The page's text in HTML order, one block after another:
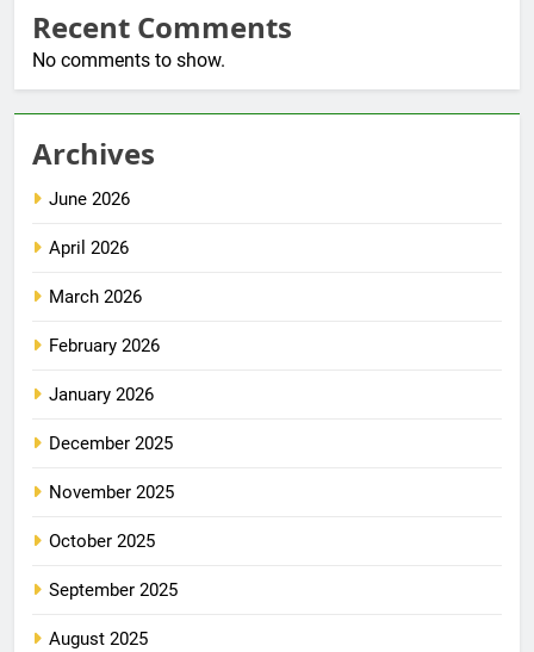
Recent Comments
No comments to show.
Archives
June 2026
April 2026
March 2026
February 2026
January 2026
December 2025
November 2025
October 2025
September 2025
August 2025